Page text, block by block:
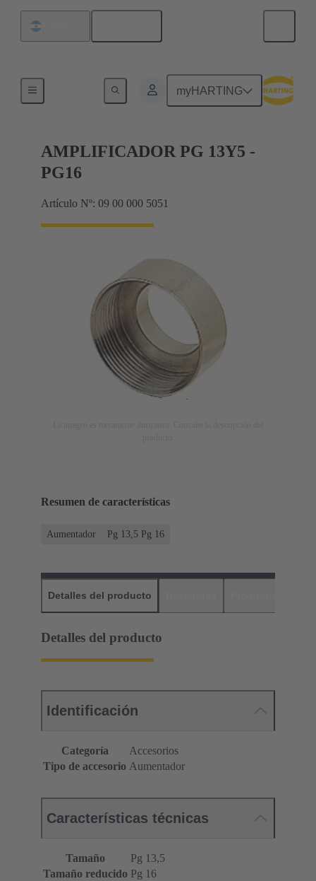
myHARTING
AMPLIFICADOR PG 13Y5 -
PG16
Artículo Nº: 09 00 000 5051
Resumen de características
Aumentador Pg 13,5 Pg 16
Detalles del producto
Detalles del producto
Identificación
Categoría
Accesorios
Tipo de accesorio Aumentador
Características técnicas
Tamaño
Pg 13,5
Tamaño reducido Pg 16